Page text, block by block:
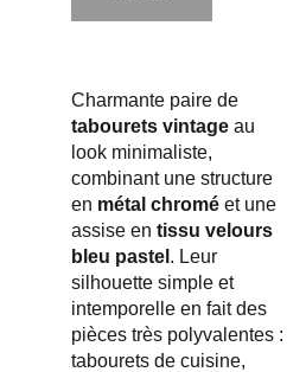
Charmante paire de
tabourets vintage au
look minimaliste,
combinant une structure
en métal chromé et une
assise en tissu velours
bleu pastel . Leur
silhouette simple et
intemporelle en fait des
pièces très polyvalentes :
tabourets de cuisine,